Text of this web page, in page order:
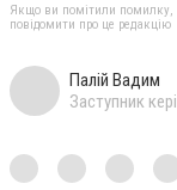
Якщо ви помітили помилку,
повідомити про це редакцію
Палій Вадим
Заступник